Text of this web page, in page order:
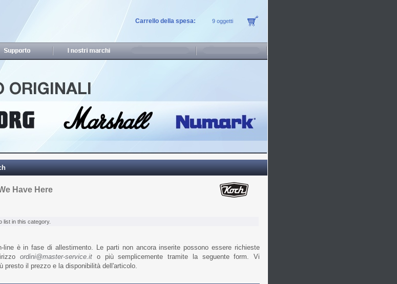
Carrello della spesa: 9 oggetti
Have Here
list in this category.
line è in fase di allestimento. Le parti non ancora inserite possono essere richieste
ordini@master-service.it o più semplicemente tramite la seguente form. Vi
presto il prezzo e la disponibilità dell'articolo.